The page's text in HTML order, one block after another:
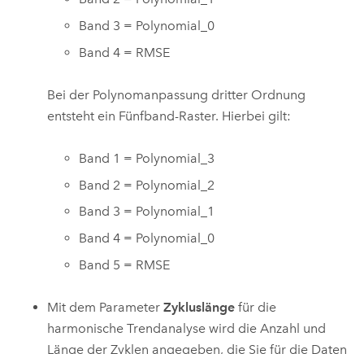
Band 3 = Polynomial_0
Band 4 = RMSE
Bei der Polynomanpassung dritter Ordnung
entsteht ein Fünfband-Raster. Hierbei gilt:
Band 1 = Polynomial_3
Band 2 = Polynomial_2
Band 3 = Polynomial_1
Band 4 = Polynomial_0
Band 5 = RMSE
Mit dem ParameterZykluslänge für die
harmonische Trendanalyse wird die Anzahl und
Länge der Zyklen angegeben, die Sie für die Daten